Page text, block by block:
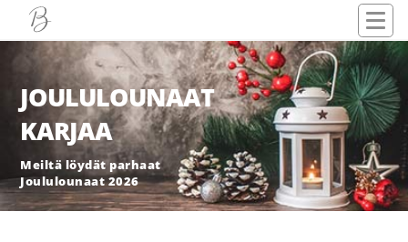
JOULULOUNAAT
KARJAA
Meiltä löydät parhaat
Joululounaat 2026